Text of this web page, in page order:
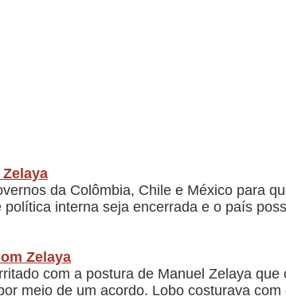
da Colômbia, Chile e México para
interna seja encerrada e o país
Zelaya
com a postura de Manuel Zelaya
meio de um acordo. Lobo costurava